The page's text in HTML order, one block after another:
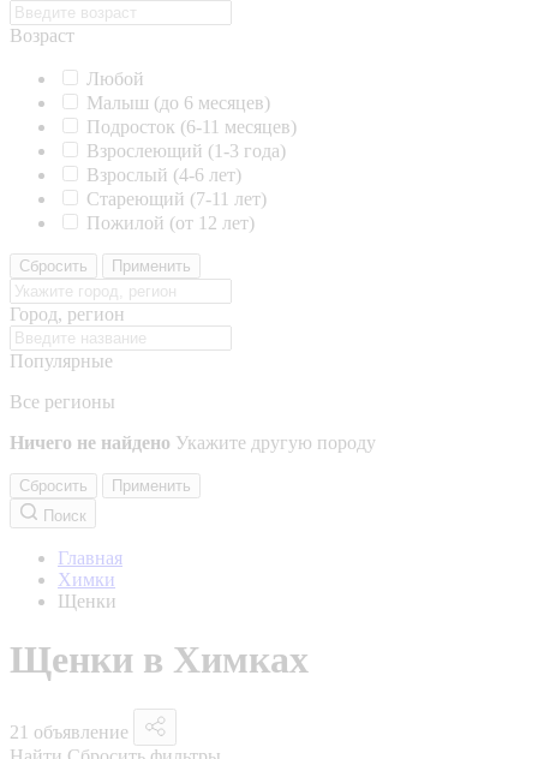
Возраст
Любой
Малыш (до 6 месяцев)
Подросток (6-11 месяцев)
Взрослеющий (1-3 года)
Взрослый (4-6 лет)
Стареющий (7-11 лет)
Пожилой (от 12 лет)
Сбросить Применить
Город, регион
Популярные
Все регионы
Ничего не найдено Укажите другую породу
Сбросить
Применить
Поиск
Главная
Химки
Щенки
Щенки в Химках
21 объявление